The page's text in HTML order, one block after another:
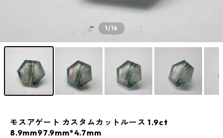
1/16
モスアゲート カスタムカットルース 1.9ct
8.9mm97.9mm*4.7mm